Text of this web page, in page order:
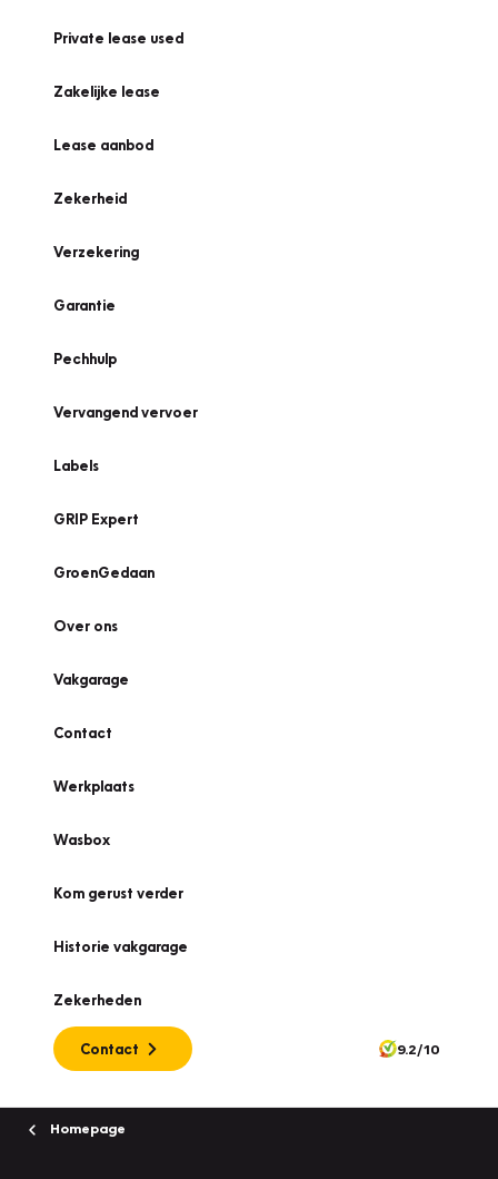
Private lease used
Zakelijke lease
Lease aanbod
Zekerheid
Verzekering
Garantie
Pechhulp
Vervangend vervoer
Labels
GRIP Expert
GroenGedaan
Over ons
Vakgarage
Contact
Werkplaats
Wasbox
Kom gerust verder
Historie vakgarage
Zekerheden
Contact 9.2/10
Homepage